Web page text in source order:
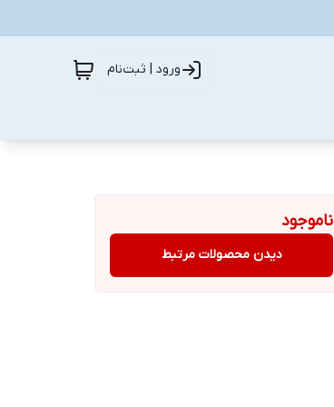
ورود | ثبت‌نام
ناموجود
دیدن محصولات مرتبط